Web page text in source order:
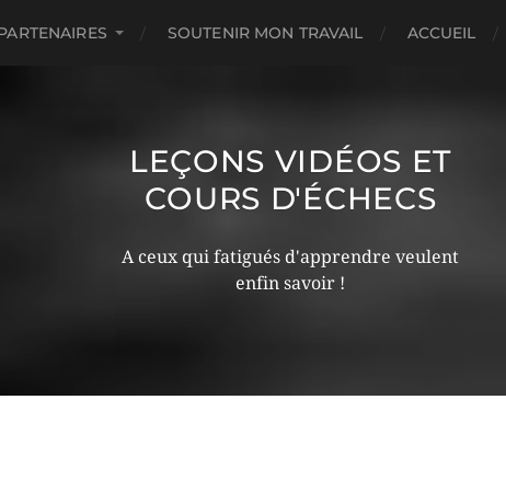
SOUTENIR MON TRAVAIL ACCUEIL
LEÇONS VIDÉOS ET
COURS D'ÉCHECS
A ceux qui fatigués d'apprendre veulent
enfin savoir !